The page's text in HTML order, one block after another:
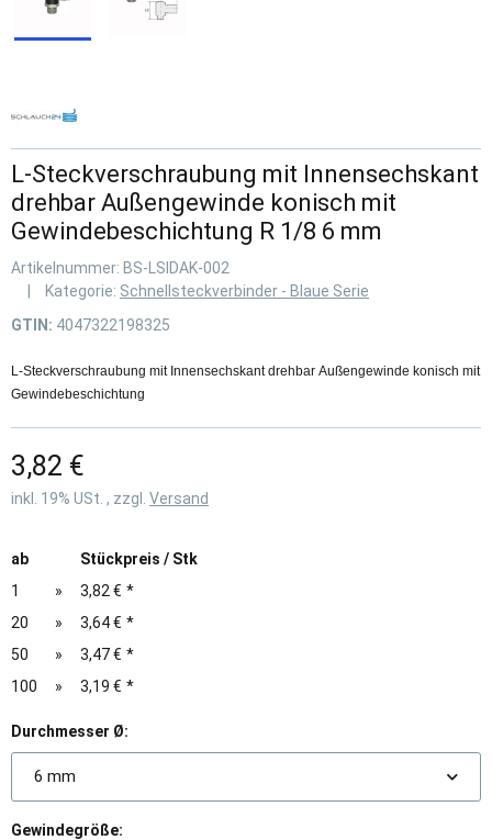
L-Steckverschraubung mit Innensechskant
drehbar Außengewinde konisch mit
Gewindebeschichtung R 1/8 6 mm
Artikelnummer: BS-LSIDAK-002
Kategorie: Schnellsteckverbinder - Blaue Serie
GTIN: 4047322198325
L-Steckverschraubung mit Innensechskant drehbar Außengewinde konisch mit
Gewindebeschichtung
3,82 €
inkl. 19% USt. , zzgl. Versand
ab
Stückpreis / Stk
1
» 3,82 € *
20
» 3,64 € *
50
» 3,47 € *
100
» 3,19 € *
Durchmesser Ø:
6 mm
Gewindegröße: